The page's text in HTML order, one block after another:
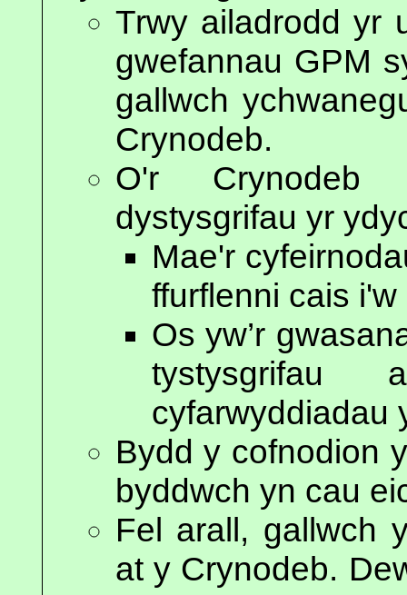
Trwy ailadrodd yr
gwefannau GPM
gallwch
Crynodeb.
O'r Crynodeb
dystysgrifau yr
Mae'r
ffurflenni cais i'w
Os yw’r
cyfarwyddiadau
Bydd y cofnodion
byddwch yn cau
Fel arall, gallwch
at y Crynodeb.